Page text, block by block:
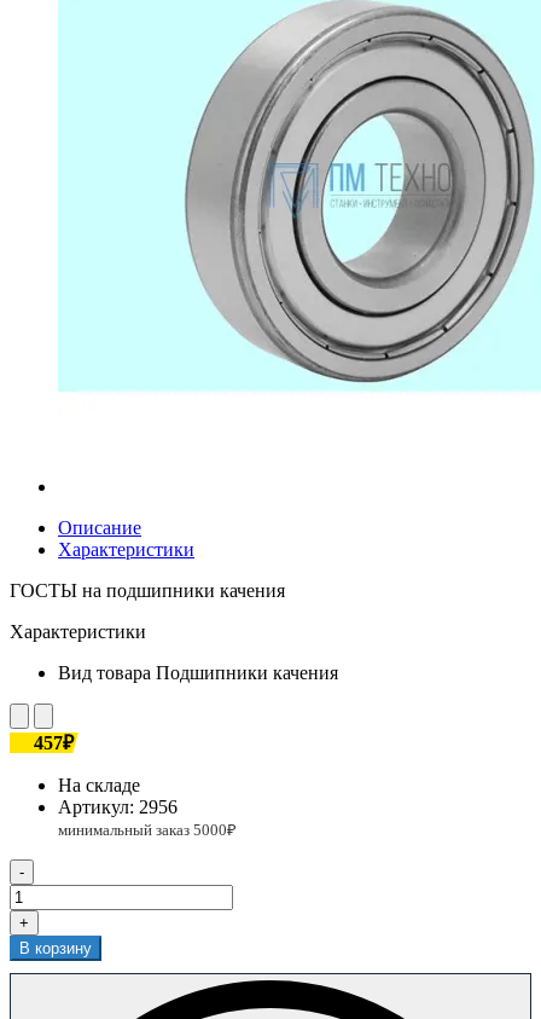
Описание
Характеристики
ГОСТЫ на подшипники качения
Характеристики
Вид товара Подшипники качения
457₽
На складе
Артикул: 2956
-
+
В корзину